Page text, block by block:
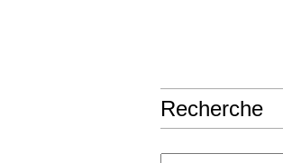
Recherche